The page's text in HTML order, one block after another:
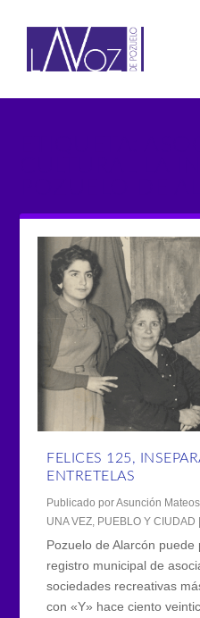
FELICES 125,
ENTRETELAS
Publicado porAsunción
UNA VEZ PUEBLO Y CIUDAD
Pozuelo de Alarcón
registro municipal de
sociedades recreativas
con «Y» hace ciento